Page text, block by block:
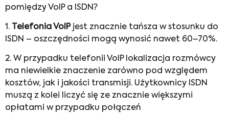
pomiędzy VoIP a ISDN?
1. Telefonia VoIPjest znacznie tańsza w stosunku do
ISDN – oszczędności mogą wynosić nawet 60–70%.
2. W przypadku telefonii VoIP lokalizacja rozmówcy
ma niewielkie znaczenie zarówno pod względem
kosztów, jak i jakości transmisji. Użytkownicy ISDN
muszą z kolei liczyć się ze znacznie większymi
opłatami w przypadku połączeń